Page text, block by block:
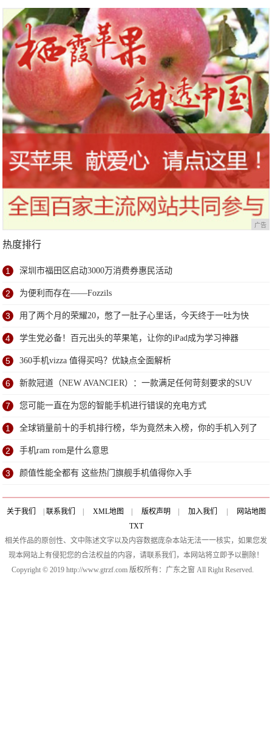
广告
热度排行
1 深圳市福田区启动3000万消费券惠民活动
2 为便利而存在——Fozzils
3 用了两个月的荣耀20，憋了一肚子心里话，今天终于一吐为快
4 学生党必备！百元出头的苹果笔，让你的iPad成为学习神器
5 360手机vizza 值得买吗？优缺点全面解析
6 新款冠道（NEW AVANCIER）：一款满足任何苛刻要求的SUV
7 您可能一直在为您的智能手机进行错误的充电方式
1 全球销量前十的手机排行榜，华为竟然未入榜，你的手机入列了
吗
2 手机ram rom是什么意思
3 颜值性能全都有 这些热门旗舰手机值得你入手
关于我们 联系我们 XML地图 版权声明 加入我们
网站地图
TXT
相关作品的原创性、文中陈述文字以及内容数据庞杂本站无法一一核实，如果您发
现本网站上有侵犯您的合法权益的内容，请联系我们，本网站将立即予以删除！
Copyright © 2019 http://www.gtrzf.com 版权所有：广东之窗 All Right Reserved.